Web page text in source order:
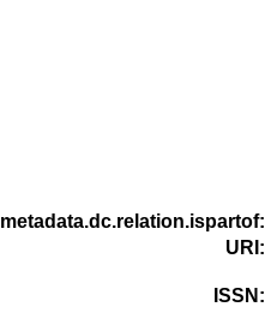
metadata.dc.relation.ispartof:
URI :
ISSN :